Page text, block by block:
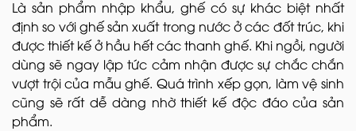
Là sản phẩm nhập khẩu, ghế có sự khác biệt nhất
định so với ghế sản xuất trong nước ở các đốt trúc, khi
được thiết kế ở hầu hết các thanh ghế. Khi ngồi, người
dùng sẽ ngay lập tức cảm nhận được sự chắc chắn
vượt trội của mẫu ghế. Quá trình xếp gọn, làm vệ sinh
cũng sẽ rất dễ dàng nhờ thiết kế độc đáo của sản
phẩm.